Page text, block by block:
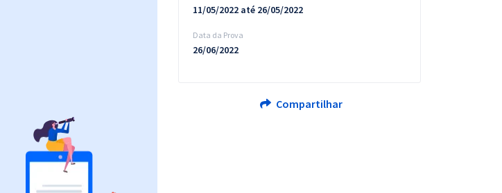
11/05/2022 até 26/05/2022
Data da Prova
26/06/2022
Compartilhar